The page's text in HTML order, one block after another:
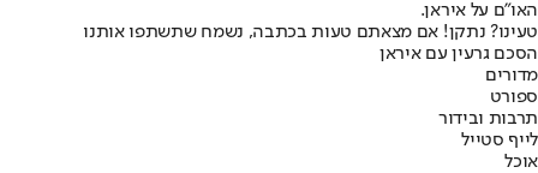
האו"ם על איראן.
טעינו? נתקן! אם מצאתם טעות בכתבה, נשמח שתשתפו אותנו
הסכם גרעין עם איראן
מדורים
ספורט
תרבות ובידור
לייף סטייל
אוכל